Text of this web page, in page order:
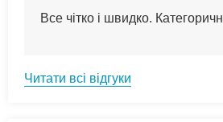
Все чітко і швидко.
Читати всі відгуки